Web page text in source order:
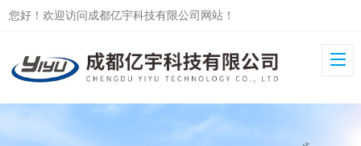
您好！欢迎访问成都亿宇科技有限公司网站！